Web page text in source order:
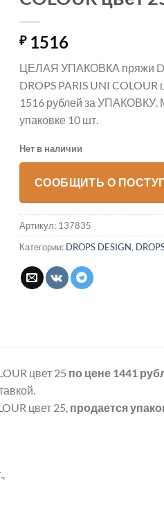
₽1516
ЦЕЛАЯ УПАКОВКА пряжи
DROPS PARIS UNI COLOUR
1516 рублей за УПАКОВКУ.
упаковке 10 шт.
Нет в наличии
СООБЩИТЬ О
Артикул: 137835
Категории: DROPS DESIGN,
цвет 25 по цене 1441
цвет 25, продается